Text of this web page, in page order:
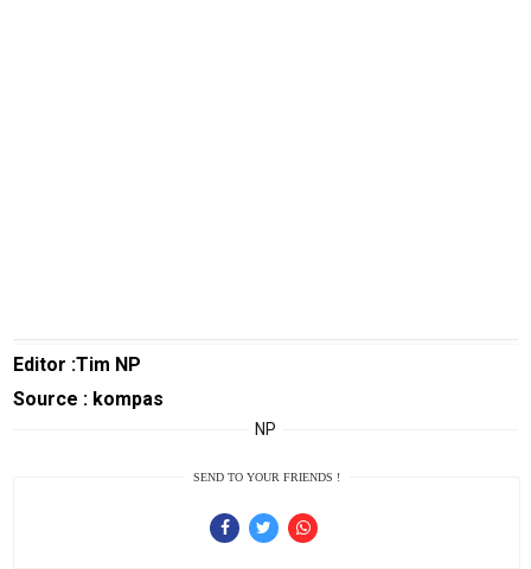
Editor :Tim NP
Source : kompas
NP
SEND TO YOUR FRIENDS !
Food
Lifestyle